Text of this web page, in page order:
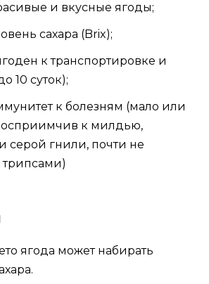
и вкусные ягоды;
сахара (Brix);
к транспортировке и
10 суток);
к болезням (мало или
к милдью,
серой гнили, почти не
трипсами)
ягода может набирать